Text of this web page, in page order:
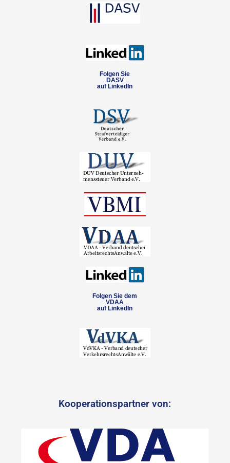
Folgen Sie
DASV
auf LinkedIn
Folgen Sie dem
VDAA
auf LinkedIn
Kooperationspartner von: